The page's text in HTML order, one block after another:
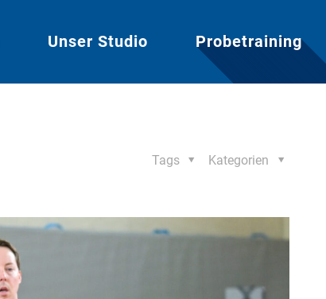
Unser Studio Probetraining
Kategorien
Tags